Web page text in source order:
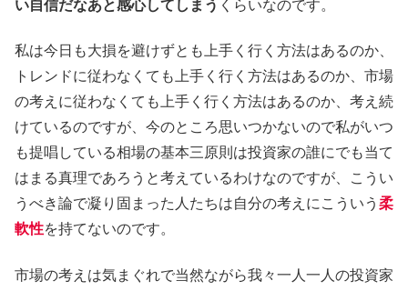
い自信だなあと感心してしまう くらいなのです。
私は今日も大損を避けずとも上手く行く方法はあるのか、
トレンドに従わなくても上手く行く方法はあるのか、市場
の考えに従わなくても上手く行く方法はあるのか、考え続
けているのですが、今のところ思いつかないので私がいつ
も提唱している相場の基本三原則は投資家の誰にでも当て
はまる真理であろうと考えているわけなのですが、こうい
うべき論で凝り固まった人たちは自分の考えにこういう 柔
軟性を持てないのです。
市場の考えは気まぐれで当然ながら我々一人一人の投資家